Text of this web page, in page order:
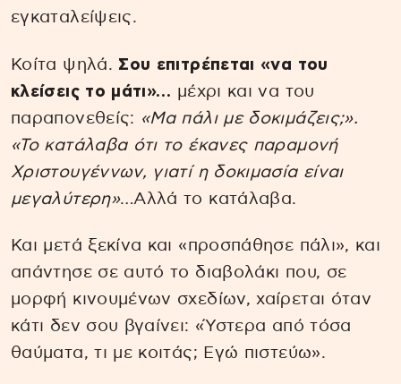
εγκαταλείψεις.
Κοίτα ψηλά. Σου επιτρέπεται «να του
κλείσεις το μάτι»… μέχρι και να του
παραπονεθείς: «Μα πάλι με δοκιμάζεις;».
«Το κατάλαβα ότι το έκανες παραμονή
Χριστουγέννων, γιατί η δοκιμασία είναι
μεγαλύτερη»…Αλλά το κατάλαβα.
Και μετά ξεκίνα και «προσπάθησε πάλι», και
απάντησε σε αυτό το διαβολάκι που, σε
μορφή κινουμένων σχεδίων, χαίρεται όταν
κάτι δεν σου βγαίνει: «Ύστερα από τόσα
θαύματα, τι με κοιτάς; Εγώ πιστεύω».